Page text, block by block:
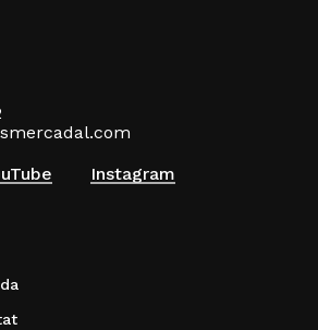
Instagram